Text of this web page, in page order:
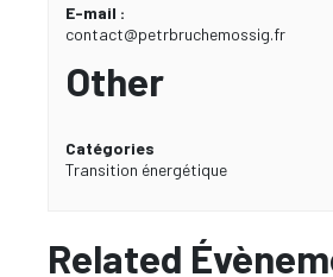
E-mail :
contact@petrbruchemossig.fr
Other
Catégories
Transition énergétique
Related